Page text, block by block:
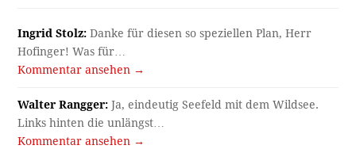
Ingrid Stolz: Danke für diesen so speziellen Plan, Herr
Hofinger! Was für…
Kommentar ansehen →
Walter Rangger: Ja, eindeutig Seefeld mit dem Wildsee.
Links hinten die unlängst…
Kommentar ansehen →